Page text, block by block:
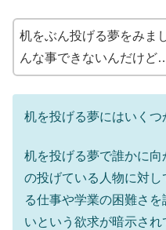
机をぶん投げる夢をみま
んな事できないんだけど
机を投げる夢にはいくつ
机を投げる夢で誰かに
の投げている人物に対
る仕事や学業の困難さ
いという欲求が暗示され